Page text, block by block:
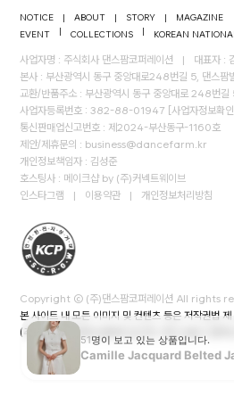
NOTICE | ABOUT | STORY |
MAGAZINE
EVENT
| COLLECTIONS | KOREAN
사업자명 : 주식회사 댄스팜코퍼레이션 |
대표자 :
본사 : 부산광역시 동구 중앙대로248번길 5, 댄스팜
교환/반품주소 : 부산광역시 동구 중앙대로 248번길
사업자등록번호 : 382-88-01947 [사업자정보확
통신판매업신고번호 : 제2024-부산동구-1160호
제안/제휴문의 : business@dancefarm.kr
개인정보책임자 : 김성준
호스팅사 : 메이크샵 by (주)커넥트웨이브
인스타그램
| 이용약관 | 개인정보처리방침
Copyright © (주)댄스팜코퍼레이션 All rights
본 사이트 내 모든 이미지 및 컨텐츠 등은 저작권법
(주)댄스팜코퍼레이션에게 있으며, 무단 도용시 법적